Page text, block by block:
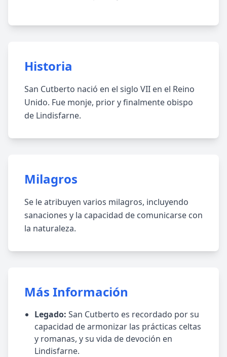
Historia
San Cutberto nació en el siglo VII en el Reino
Unido. Fue monje, prior y finalmente obispo
de Lindisfarne.
Milagros
Se le atribuyen varios milagros, incluyendo
sanaciones y la capacidad de comunicarse con
la naturaleza.
Más Información
Legado: San Cutberto es recordado por su
capacidad de armonizar las prácticas celtas
y romanas, y su vida de devoción en
Lindisfarne.